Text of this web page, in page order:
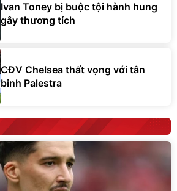
Ivan Toney bị buộc tội hành hung
gây thương tích
CĐV Chelsea thất vọng với tân
binh Palestra